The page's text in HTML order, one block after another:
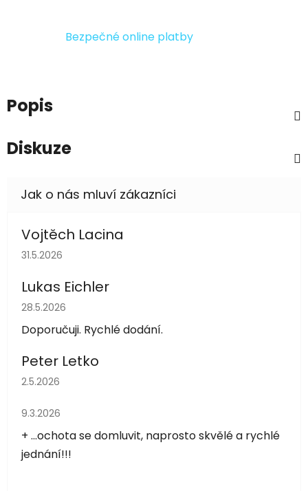
Bezpečné online platby
Popis
Diskuze
Vojtěch Lacina
Hodnocení obchodu je 5 z 5 hvězdiček.
31.5.2026
Lukas Eichler
Hodnocení obchodu je 5 z 5 hvězdiček.
28.5.2026
Doporučuji. Rychlé dodání.
Peter Letko
Hodnocení obchodu je 5 z 5 hvězdiček.
2.5.2026
Hodnocení obchodu je 5 z 5 hvězdiček.
9.3.2026
+ ...ochota se domluvit, naprosto skvělé a rychlé
jednání!!!